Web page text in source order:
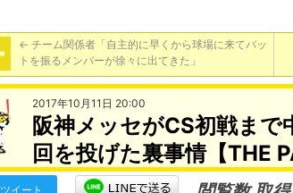
← チーム関係者「自主的に早くから球場に来てバッ
トを振るメンバーが徐々に出てきた」
2017年10月11日 20:00
阪神メッセがCS初戦ま
回を投げた裏事情【THE
ツイート